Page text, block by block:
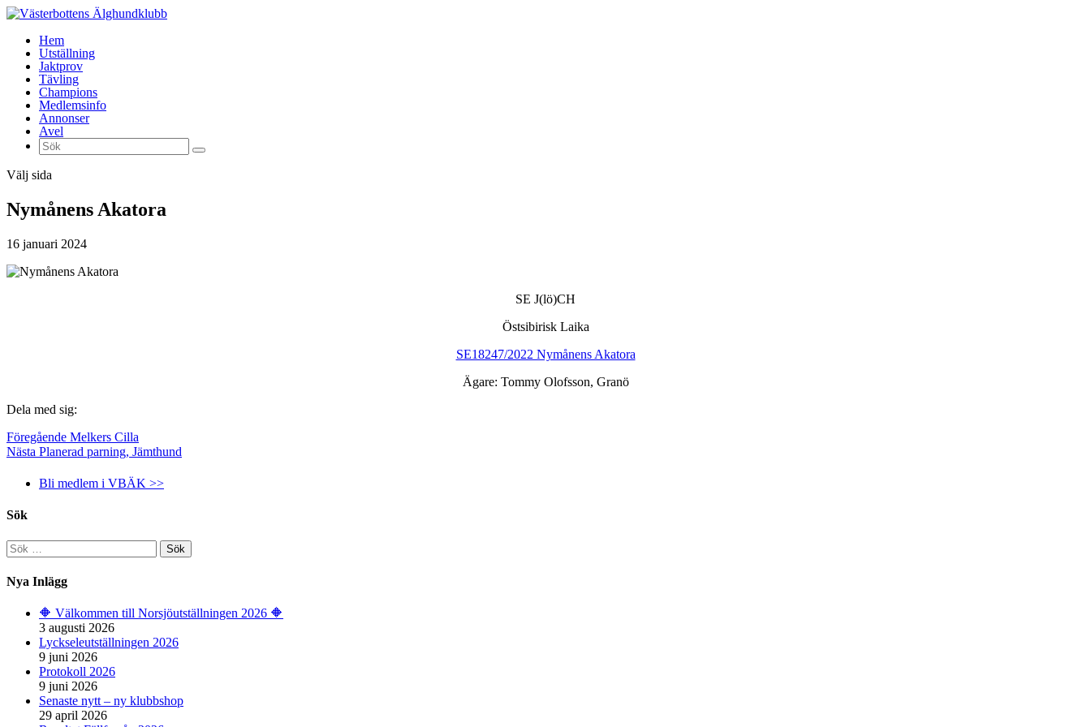
Hem
Utställning
Jaktprov
Tävling
Champions
Medlemsinfo
Annonser
Avel
Välj sida
Nymånens Akatora
16 januari 2024
SE J(lö)CH
Östsibirisk Laika
SE18247/2022 Nymånens Akatora
Ägare: Tommy Olofsson, Granö
Dela med sig:
Föregående Melkers Cilla
Nästa Planerad parning, Jämthund
Bli medlem i VBÄK >>
Sök
Sök
efter:
Nya Inlägg
🔶️ Välkommen till Norsjöutställningen 2026 🔶️
3 augusti 2026
Lyckseleutställningen 2026
9 juni 2026
Protokoll 2026
9 juni 2026
Senaste nytt – ny klubbshop
29 april 2026